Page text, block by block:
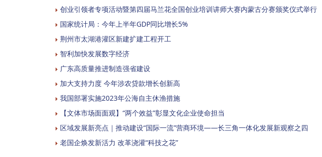
创业引领者专项活动暨第四届马兰花全国创业培训讲师大赛内蒙古分赛颁奖仪式举行
国家统计局：今年上半年GDP同比增长5%
荆州市太湖港灌区新建扩建工程开工
智利加快发展数字经济
广东高质量推进制造强省建设
加大支持力度 今年涉农贷款增长创新高
我国部署实施2023年公海自主休渔措施
【文体市场面面观】“两个效益”彰显文化企业使命担当
区域发展新亮点｜推动建设“国际一流”营商环境——长三角一体化发展新观察之四
老国企焕发新活力 改革浇灌“科技之花”